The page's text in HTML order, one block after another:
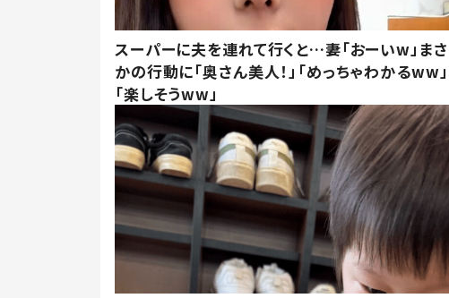
スーパーに夫を連れて行くと…妻「おーいw」まさ
かの行動に「奥さん美人！」「めっちゃわかるww」
「楽しそうww」